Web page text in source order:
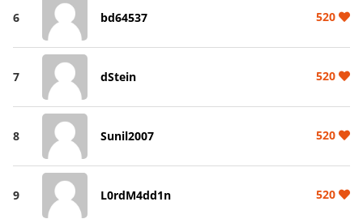
6 bd64537 520
7 dStein 520
8 Sunil2007 520
9 L0rdM4dd1n 520